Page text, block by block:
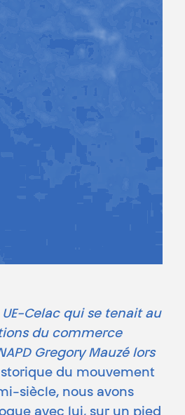
Celac qui se tenait au
du commerce
Gregory Mauzé lors
du mouvement
siècle, nous avons